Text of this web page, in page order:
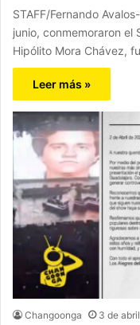
STAFF/Fernando
junio, conmemoraron el
Hipólito Mora Chávez,
Leer más »
Changoonga 3 de